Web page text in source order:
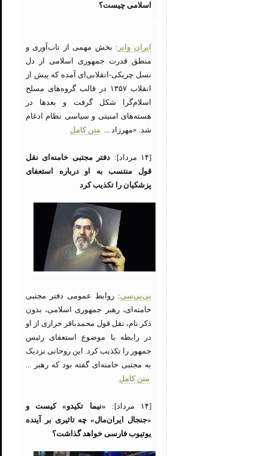
اسلامی چیست؟
ایران وایر : بخش مهمی از تاب‌آوری و
منطق قدرت جمهوری اسلامی از دل
نسل چریکی-انقلابی‌ای آمده که پیش از
انقلاب ۱۳۵۷ در قالب گروه‌های مسلح
اسلام‌گرا شکل گرفت و بعدها در
هسته‌های امنیتی و سیاسی نظام ادغام
شد. «مهرزاد ... متن کامل
[۱۴ مرداد]:
دفتر مجتبی خامنه‌ای نقل
قول منتسب به او درباره استعفای
پزشکیان را تکذیب کرد
بی‌بی‌سی: روابط عمومی دفتر مجتبی
خامنه‌ای، رهبر جمهوری اسلامی، بدون
ذکر نام، نقل قول محمدباقر خرازی از او
در رابطه با موضوع استعفای رئیس
جمهور را تکذیب کرد. این روحانی نزدیک
به مجتبی خامنه‌ای گفته بود که رهبر ...
متن کامل
[۱۴ مرداد]:
«نیما تکیدو» کیست و
«جنجال ایران‌مال» چه تاثیری بر آینده
یوتیوب فارسی خواهد گذاشت؟